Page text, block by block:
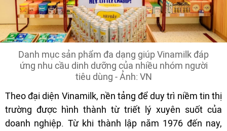
Danh mục sản phẩm đa dạng giúp Vinamilk đáp
ứng nhu cầu dinh dưỡng của nhiều nhóm người
tiêu dùng - Ảnh: VN
Theo đại diện Vinamilk, nền tảng để duy trì niềm tin thị
trường được hình thành từ triết lý xuyên suốt của
doanh nghiệp. Từ khi thành lập năm 1976 đến nay,